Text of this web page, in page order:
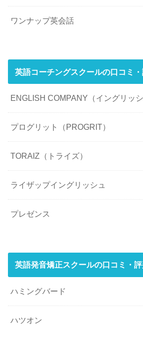
ワンナップ英会話
英語コーチングスクールの口コミ・
ENGLISH COMPANY（イングリッ
プログリット（PROGRIT）
TORAIZ（トライズ）
ライザップイングリッシュ
プレゼンス
英語発音矯正スクールの口コミ・評
ハミングバード
ハツオン